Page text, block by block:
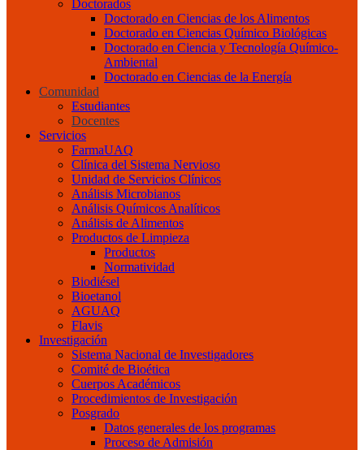
Doctorados
Doctorado en Ciencias de los Alimentos
Doctorado en Ciencias Químico Biológicas
Doctorado en Ciencia y Tecnología Químico-
Ambiental
Doctorado en Ciencias de la Energía
Comunidad
Estudiantes
Docentes
Servicios
FarmaUAQ
Clínica del Sistema Nervioso
Unidad de Servicios Clínicos
Análisis Microbianos
Análisis Químicos Analíticos
Análisis de Alimentos
Productos de Limpieza
Productos
Normatividad
Biodiésel
Bioetanol
AGUAQ
Flavis
Investigación
Sistema Nacional de Investigadores
Comité de Bioética
Cuerpos Académicos
Procedimientos de Investigación
Posgrado
Datos generales de los programas
Proceso de Admisión